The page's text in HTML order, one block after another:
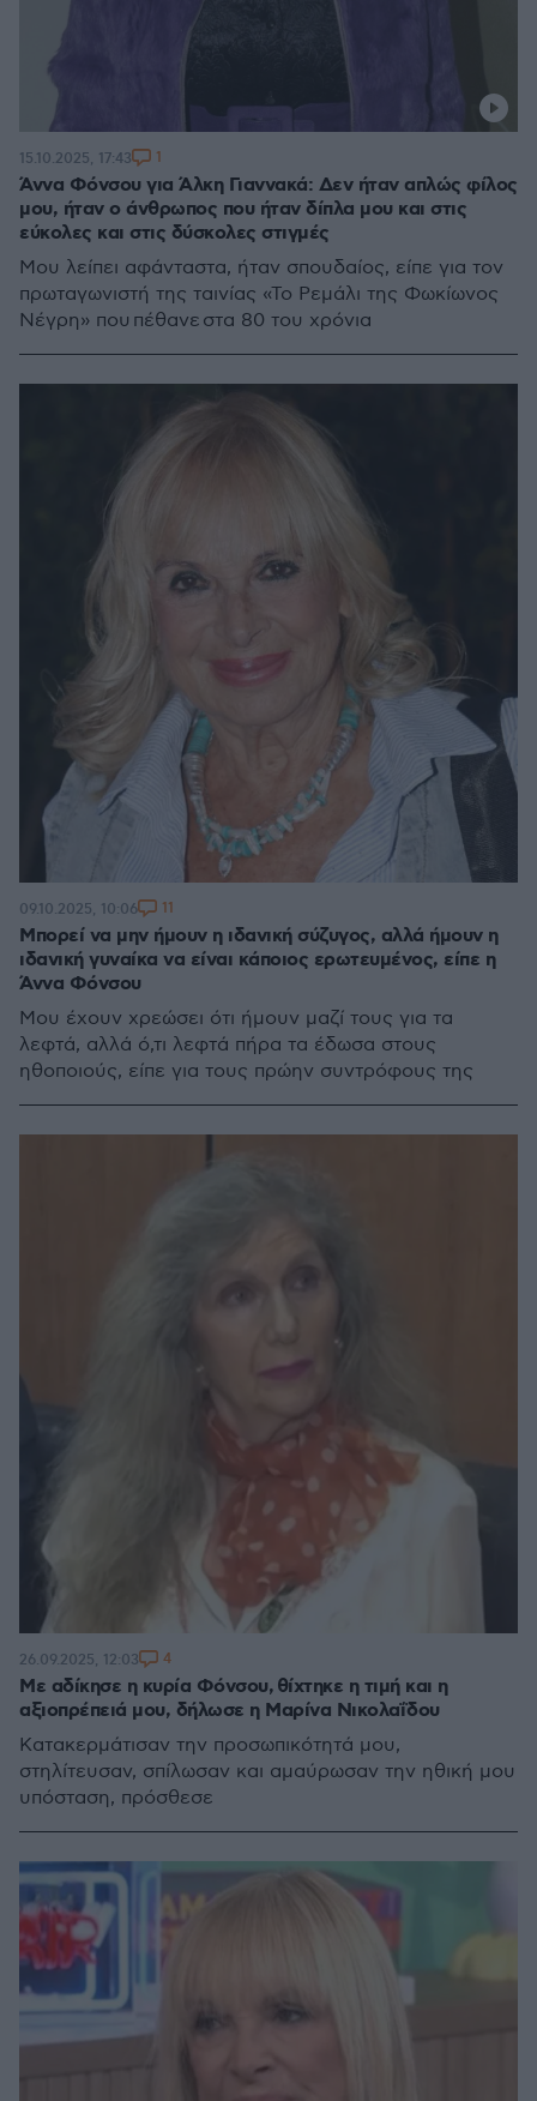
Άννα Φόνσου για Άλκη Γιαννακά: Δεν ήταν απλώς φίλος
μου, ήταν ο άνθρωπος που ήταν δίπλα μου και στις
εύκολες και στις δύσκολες στιγμές
Μου λείπει αφάνταστα, ήταν σπουδαίος, είπε για τον
πρωταγωνιστή της ταινίας «Το Ρεμάλι της Φωκίωνος
Νέγρη» που πέθανε στα 80 του χρόνια
15.10.2025, 17:43 1
Μπορεί να μην ήμουν η ιδανική σύζυγος, αλλά ήμουν η
ιδανική γυναίκα να είναι κάποιος ερωτευμένος, είπε η
Άννα Φόνσου
Μου έχουν χρεώσει ότι ήμουν μαζί τους για τα
λεφτά, αλλά ό,τι λεφτά πήρα τα έδωσα στους
ηθοποιούς, είπε για τους πρώην συντρόφους της
09.10.2025, 10:06 11
Με αδίκησε η κυρία Φόνσου, θίχτηκε η τιμή και η
αξιοπρέπειά μου, δήλωσε η Μαρίνα Νικολαΐδου
Κατακερμάτισαν την προσωπικότητά μου,
στηλίτευσαν, σπίλωσαν και αμαύρωσαν την ηθική μου
υπόσταση, πρόσθεσε
26.09.2025, 12:03 4